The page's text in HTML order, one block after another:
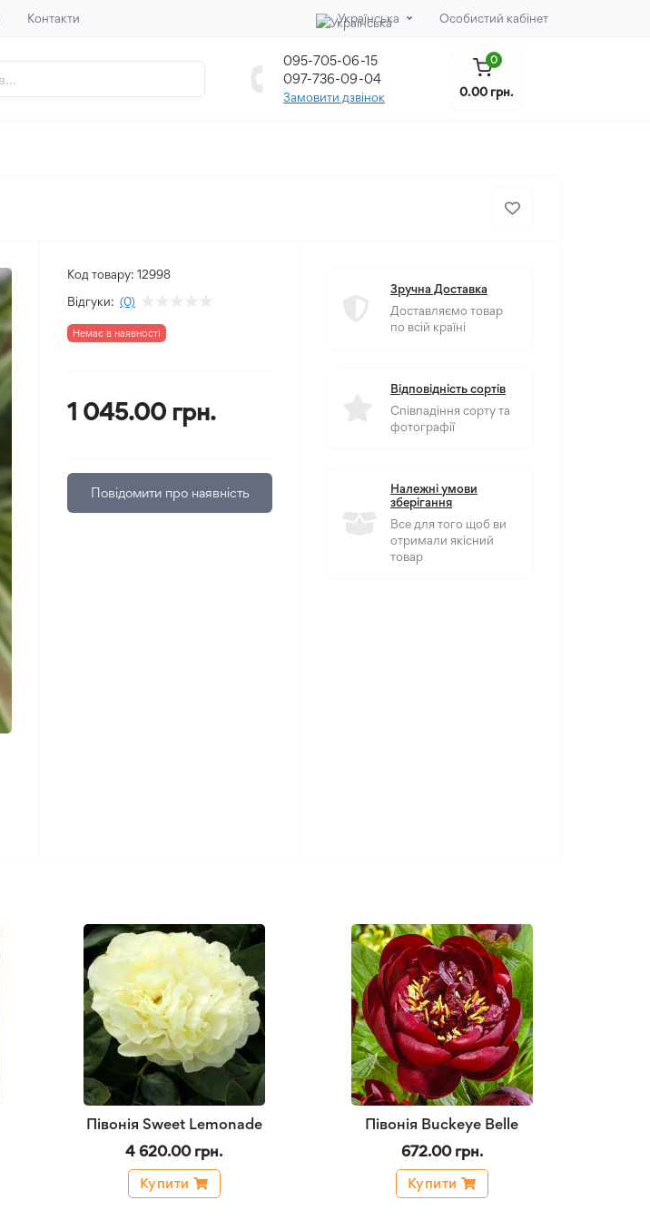
Контакти Українська Особистий кабінет
095-705-06-15
097-736-09-04
Замовити дзвінок
0
0.00 грн.
Код товару: 12998
Відгуки: (0)
Немає в наявності
1 045.00 грн.
Повідомити про наявність
Зручна Доставка
Доставляємо товар
по всій країні
Відповідність сортів
Співпадіння сорту та
фотографії
Належні умови
зберігання
Все для того щоб ви
отримали якісний
товар
Півонія Sweet Lemonade
4 620.00 грн.
Купити
Півонія Buckeye Belle
672.00 грн.
Купити